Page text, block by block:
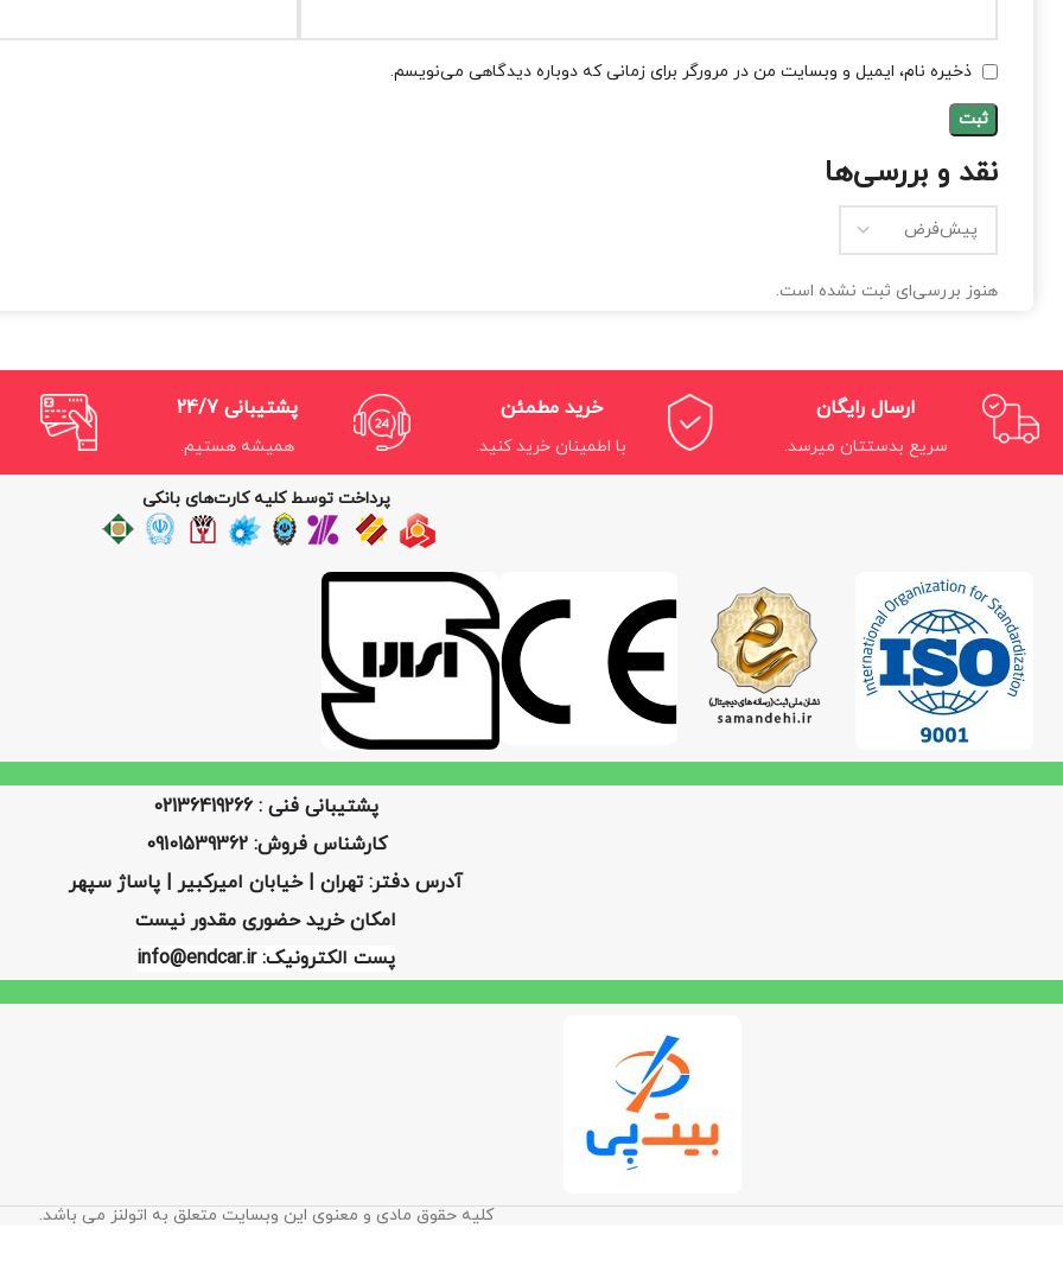
نقد و بررسی‌ها
هنوز بررسی‌ای ثبت نشده است.
ذخیره نام، ایمیل و وبسایت من در مرورگر برای زمانی که دوباره دیدگاهی می‌نویسم.
ارسال رایگان
سریع بدستتان میرسد.
خرید مطمئن
با اطمینان خرید کنید.
پشتیبانی 24/7
همیشه هستیم.
پرداخت توسط کلیه کارت‌های بانکی
پشتیبانی فنی : 02136419266
کارشناس فروش: 09101539362
آدرس دفتر: تهران | خیابان امیرکبیر | پاساژ سپهر
امکان خرید حضوری مقدور نیست
پست الکترونیک: info@endcar.ir
کلیه حقوق مادی و معنوی این وبسایت متعلق به اتولنز می باشد.